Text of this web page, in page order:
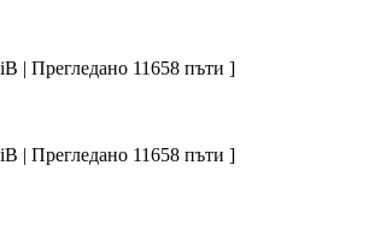
| Прегледано 11658 пъти ]
| Прегледано 11658 пъти ]